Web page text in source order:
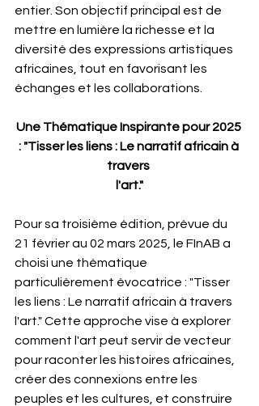
entier. Son objectif principal est de
mettre en lumière la richesse et la
diversité des expressions artistiques
africaines, tout en favorisant les
échanges et les collaborations.
Une Thématique Inspirante pour 2025
: "Tisser les liens : Le narratif africain à
travers
l'art."
Pour sa troisième édition, prévue du
21 février au 02 mars 2025, le FInAB a
choisi une thématique
particulièrement évocatrice : "Tisser
les liens : Le narratif africain à travers
l'art." Cette approche vise à explorer
comment l'art peut servir de vecteur
pour raconter les histoires africaines,
créer des connexions entre les
peuples et les cultures, et construire